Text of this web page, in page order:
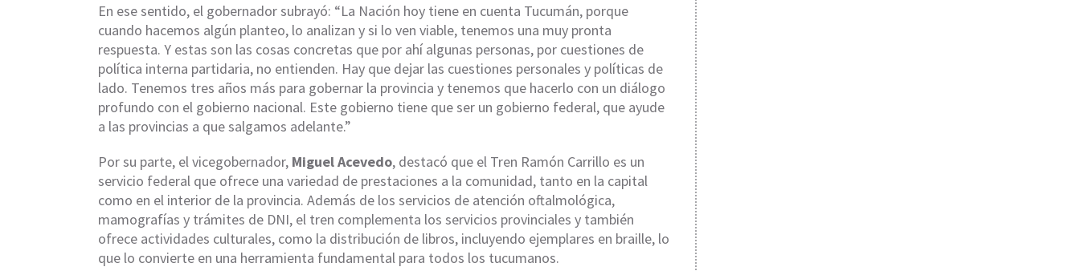
En ese sentido, el gobernador subrayó: “La Nación hoy tiene en cuenta Tucumán, porque
cuando hacemos algún planteo, lo analizan y si lo ven viable, tenemos una muy pronta
respuesta. Y estas son las cosas concretas que por ahí algunas personas, por cuestiones de
política interna partidaria, no entienden. Hay que dejar las cuestiones personales y políticas de
lado. Tenemos tres años más para gobernar la provincia y tenemos que hacerlo con un diálogo
profundo con el gobierno nacional. Este gobierno tiene que ser un gobierno federal, que ayude
a las provincias a que salgamos adelante.”
Por su parte, el vicegobernador, Miguel Acevedo, destacó que el Tren Ramón Carrillo es un
servicio federal que ofrece una variedad de prestaciones a la comunidad, tanto en la capital
como en el interior de la provincia. Además de los servicios de atención oftalmológica,
mamografías y trámites de DNI, el tren complementa los servicios provinciales y también
ofrece actividades culturales, como la distribución de libros, incluyendo ejemplares en braille, lo
que lo convierte en una herramienta fundamental para todos los tucumanos.